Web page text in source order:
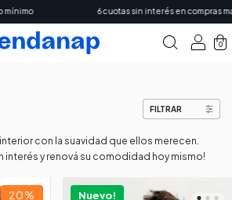
sin interés en compras mayores a $150.000
0
FILTRAR
con la suavidad que ellos merecen.
interés y renová su comodidad hoy mismo!
20% Nuevo!